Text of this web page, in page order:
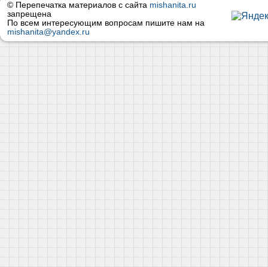
© Перепечатка материалов с сайта mishanita.ru
запрещена
По всем интересующим вопросам пишите нам на
mishanita@yandex.ru